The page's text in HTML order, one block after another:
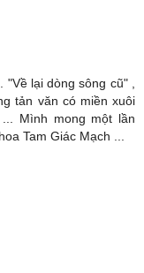
lại dòng sông cũ" ,
tản văn có miền xuôi
Mình mong một lần
Tam Giác Mạch ...